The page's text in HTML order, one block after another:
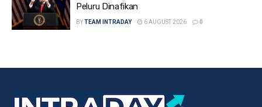
Peluru Dinafikan
BYTEAM INTRADAY 6 AUGUST 2026 0